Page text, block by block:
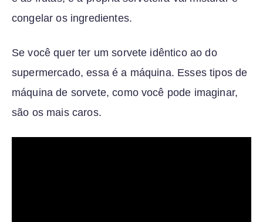
congelar os ingredientes.
Se você quer ter um sorvete idêntico ao do
supermercado, essa é a máquina. Esses tipos de
máquina de sorvete, como você pode imaginar,
são os mais caros.